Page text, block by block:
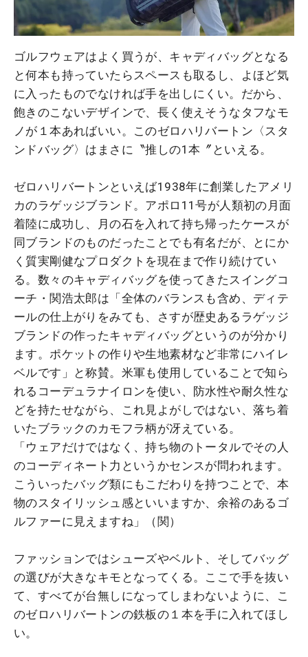
ゴルフウェアはよく買うが、キャディバッグとなる
と何本も持っていたらスペースも取るし、よほど気
に入ったものでなければ手を出しにくい。だから、
飽きのこないデザインで、長く使えそうなタフなモ
ノが１本あればいい。このゼロハリバートン〈スタ
ンドバッグ〉はまさに〝推しの1本〞といえる。
ゼロハリバートンといえば1938年に創業したアメリ
カのラゲッジブランド。アポロ11号が人類初の月面
着陸に成功し、月の石を入れて持ち帰ったケースが
同ブランドのものだったことでも有名だが、とにか
く質実剛健なプロダクトを現在まで作り続けてい
る。数々のキャディバッグを使ってきたスイングコ
ーチ・関浩太郎は「全体のバランスも含め、ディテ
ールの仕上がりをみても、さすが歴史あるラゲッジ
ブランドの作ったキャディバッグというのが分かり
ます。ポケットの作りや生地素材など非常にハイレ
ベルです」と称賛。米軍も使用していることで知ら
れるコーデュラナイロンを使い、防水性や耐久性な
どを持たせながら、これ見よがしではない、落ち着
いたブラックのカモフラ柄が冴えている。
「ウェアだけではなく、持ち物のトータルでその人
のコーディネート力というかセンスが問われます。
こういったバッグ類にもこだわりを持つことで、本
物のスタイリッシュ感といいますか、余裕のあるゴ
ルファーに見えますね」（関）
ファッションではシューズやベルト、そしてバッグ
の選びが大きなキモとなってくる。ここで手を抜い
て、すべてが台無しになってしまわないように、こ
のゼロハリバートンの鉄板の１本を手に入れてほし
い。